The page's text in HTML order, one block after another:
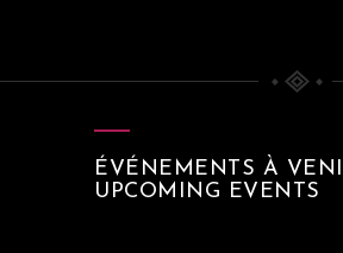
ÉVÉNEMENTS À
UPCOMING EVENTS